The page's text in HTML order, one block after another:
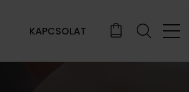
KAPCSOLAT